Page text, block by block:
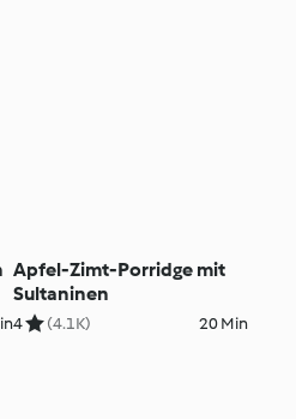
Apfel-Zimt-Porridge mit
Sultaninen
4 (4.1K) 20 Min